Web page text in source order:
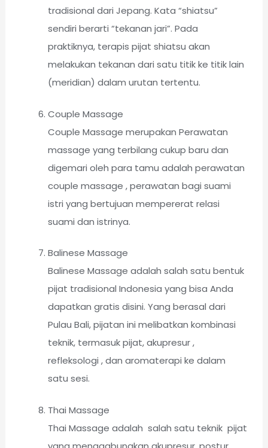
tradisional dari Jepang. Kata “shiatsu”
sendiri berarti “tekanan jari”. Pada
praktiknya, terapis pijat shiatsu akan
melakukan tekanan dari satu titik ke titik lain
(meridian) dalam urutan tertentu.
Couple Massage
Couple Massage merupakan Perawatan
massage yang terbilang cukup baru dan
digemari oleh para tamu adalah perawatan
couple massage , perawatan bagi suami
istri yang bertujuan mempererat relasi
suami dan istrinya.
Balinese Massage
Balinese Massage adalah salah satu bentuk
pijat tradisional Indonesia yang bisa Anda
dapatkan gratis disini. Yang berasal dari
Pulau Bali, pijatan ini melibatkan kombinasi
teknik, termasuk pijat, akupresur ,
refleksologi , dan aromaterapi ke dalam
satu sesi.
Thai Massage
Thai Massage adalah salah satu teknik pijat